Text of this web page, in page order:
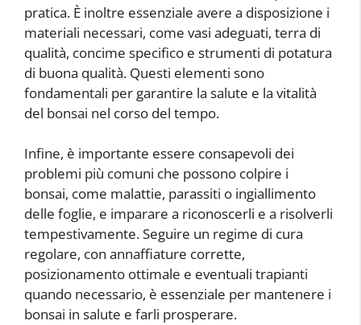
pratica. È inoltre essenziale avere a disposizione i
materiali necessari, come vasi adeguati, terra di
qualità, concime specifico e strumenti di potatura
di buona qualità. Questi elementi sono
fondamentali per garantire la salute e la vitalità
del bonsai nel corso del tempo.
Infine, è importante essere consapevoli dei
problemi più comuni che possono colpire i
bonsai, come malattie, parassiti o ingiallimento
delle foglie, e imparare a riconoscerli e a risolverli
tempestivamente. Seguire un regime di cura
regolare, con annaffiature corrette,
posizionamento ottimale e eventuali trapianti
quando necessario, è essenziale per mantenere i
bonsai in salute e farli prosperare.